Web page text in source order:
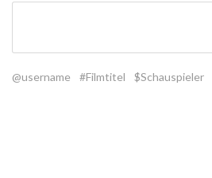
@username #Filmtitel $Schauspieler